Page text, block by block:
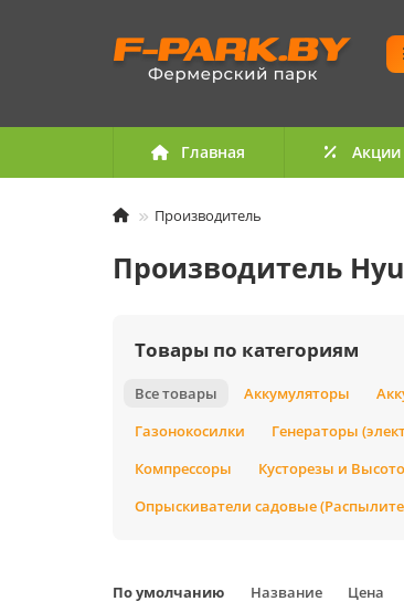
Главная Акции
Производитель
Производитель
Товары по категориям
Все товары Аккумуляторы
Газонокосилки
Генераторы
Компрессоры
Кусторезы и
Опрыскиватели садовые
По умолчанию Название Цена